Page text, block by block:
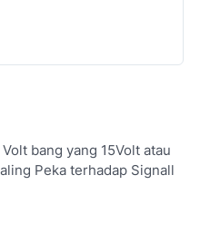
bang yang 15Volt atau
Peka terhadap Signall